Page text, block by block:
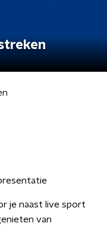
je naast live sport
van